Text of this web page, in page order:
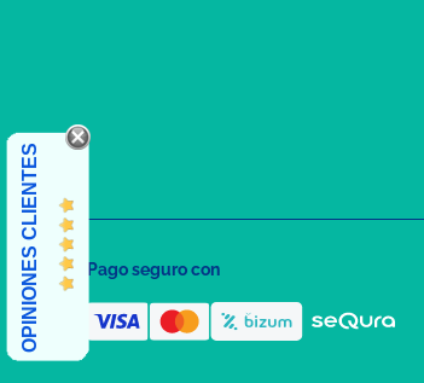
OPINIONES CLIENTES Pago seguro con